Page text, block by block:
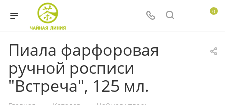
0
Пиала фарфоровая
ручной росписи
"Встреча", 125 мл.